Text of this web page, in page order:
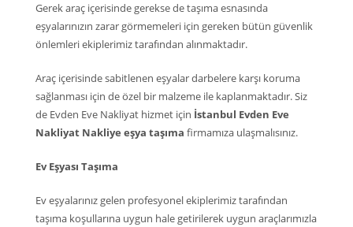
Gerek araç içerisinde gerekse de taşıma esnasında
eşyalarınızın zarar görmemeleri için gereken bütün güvenlik
önlemleri ekiplerimiz tarafından alınmaktadır.
Araç içerisinde sabitlenen eşyalar darbelere karşı koruma
sağlanması için de özel bir malzeme ile kaplanmaktadır. Siz
de Evden Eve Nakliyat hizmet için İstanbul Evden Eve
Nakliyat Nakliye eşya taşıma firmamıza ulaşmalısınız.
Ev Eşyası Taşıma
Ev eşyalarınız gelen profesyonel ekiplerimiz tarafından
taşıma koşullarına uygun hale getirilerek uygun araçlarımızla